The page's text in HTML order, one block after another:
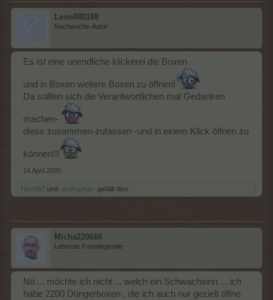
Leon080188
Nachwuchs-Autor
Es ist eine unendliche klickerei die Boxen
und in Boxen weitere Boxen zu öffnen!
Da sollten sich die Verantwortlichen mal Gedanken
machen-
diese zusammen-zufassen -und in einem Klick öffnen zu
können!!!
14 April 2020
Hias987 und -wolfsjunge- gefällt dies.
Micha220666
Lebende Forenlegende
Nö ... möchte ich nicht ... welch ein Schwachsinn ... ich
habe 2200 Düngerboxen , die ich auch nur gezielt öffne